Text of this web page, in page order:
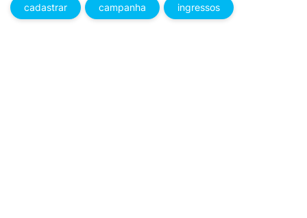
cadastrar campanha ingressos